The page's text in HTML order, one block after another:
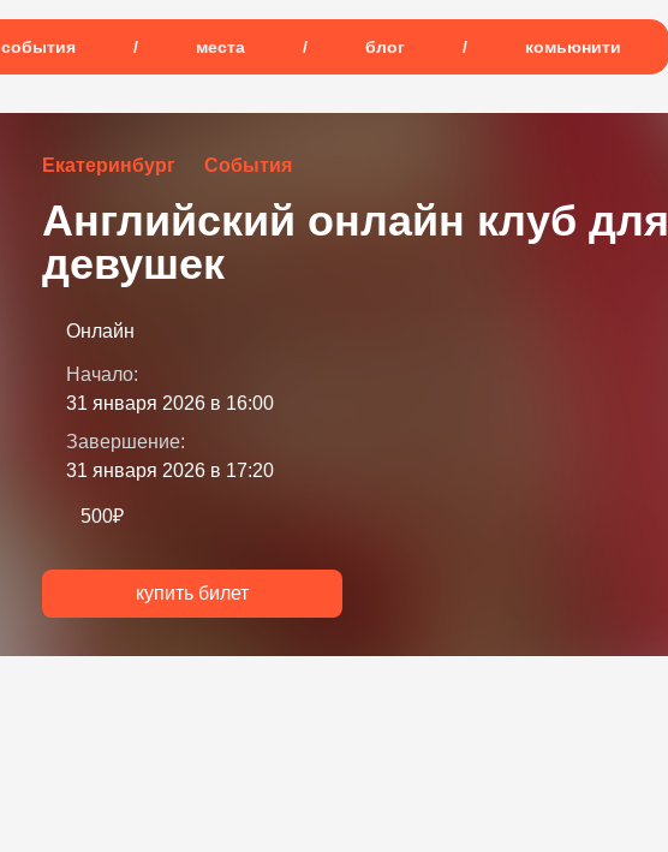
события / места / блог / комьюнити
Екатеринбург События
Английский онлайн клуб для
девушек
купить билет
Онлайн
Начало:
31 января 2026 в 16:00
Завершение:
31 января 2026 в 17:20
500₽